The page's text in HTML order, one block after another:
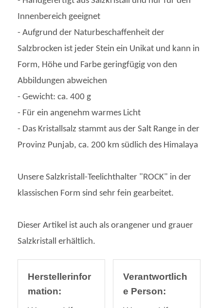
Innenbereich geeignet
- Aufgrund der Naturbeschaffenheit der
Salzbrocken ist jeder Stein ein Unikat und kann in
Form, Höhe und Farbe geringfügig von den
Abbildungen abweichen
- Gewicht: ca. 400 g
- Für ein angenehm warmes Licht
- Das Kristallsalz stammt aus der Salt Range in der
Provinz Punjab, ca. 200 km südlich des Himalaya
Unsere Salzkristall-Teelichthalter "ROCK" in der
klassischen Form sind sehr fein gearbeitet.
Dieser Artikel ist auch als orangener und grauer
Salzkristall erhältlich.
Herstellerinfor
mation:
Verantwortlich
e Person: